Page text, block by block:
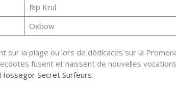
Rip Krul
Oxbow
la plage ou lors de dédicaces sur la
fusent et naissent de nouvelles
Hossegor Secret Surfeurs.